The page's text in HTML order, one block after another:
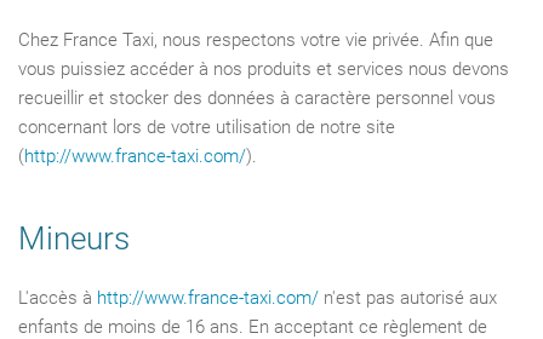
Chez France Taxi, nous respectons votre vie privée. Afin que
vous puissiez accéder à nos produits et services nous devons
recueillir et stocker des données à caractère personnel vous
concernant lors de votre utilisation de notre site
(http://www.france-taxi.com/).
Mineurs
L'accès à http://www.france-taxi.com/ n'est pas autorisé aux
enfants de moins de 16 ans. En acceptant ce règlement de